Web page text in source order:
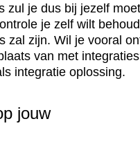
zul je dus bij jezelf
je zelf wilt
zal zijn. Wil je vooral
van met
integratie oplossing.
jouw